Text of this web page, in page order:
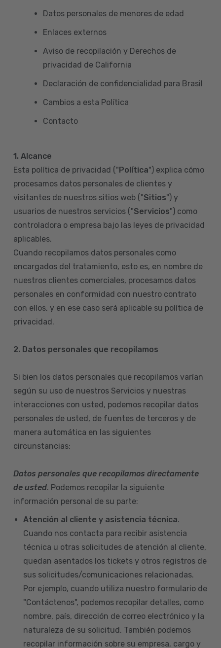
Datos personales de menores de edad
Enlaces externos
Aviso de recopilación y Derechos de
privacidad de California
Declaración de confidencialidad para Brasil
Cambios a esta Política
Contacto
1. Alcance
Esta política de privacidad ("Política") explica cómo
procesamos datos personales de clientes y
visitantes de nuestros sitios web ("Sitios") y
usuarios de nuestros servicios ("Servicios") como
controladora o empresa bajo las leyes de privacidad
aplicables.
Cuando recopilamos datos personales como
encargados del tratamiento, esto es, en nombre de
nuestros clientes comerciales, procesamos datos
personales en conformidad con nuestro contrato
con ellos, y en ese caso será aplicable su política de
privacidad.
2. Datos personales que recopilamos
Si bien los datos personales que recopilamos varían
según su uso de nuestros Servicios y nuestras
interacciones con usted, podemos recopilar datos
personales de usted, de fuentes de terceros y de
manera automática en las siguientes
circunstancias:
Datos personales que recopilamos directamente
de usted. Podemos recopilar la siguiente
información personal de su parte:
Atención al cliente y asistencia técnica.
Cuando nos contacta para recibir asistencia
técnica u otras solicitudes de atención al cliente,
quedan asentados los tickets y otros registros de
sus solicitudes/comunicaciones relacionadas.
Por ejemplo, cuando utiliza nuestro formulario de
"Contáctenos", podemos recopilar detalles, como
nombre, país, dirección de correo electrónico y la
naturaleza de su solicitud. También podemos
recopilar información sobre su empresa, cargo y